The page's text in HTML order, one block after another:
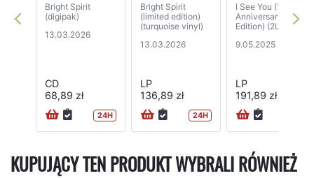
Bright Spirit
(digipak)
13.03.2026
CD
68,89 zł
24H
Bright Spirit
(limited edition)
(turquoise vinyl)
13.03.2026
LP
136,89 zł
24H
I See You (10th
Anniversary
Edition) (2LP)
9.05.2025
LP
191,89 zł
KUPUJĄCY TEN PRODUKT WYBRALI RÓWNIEŻ